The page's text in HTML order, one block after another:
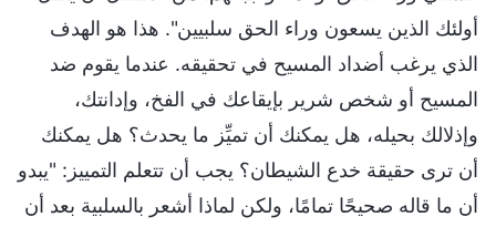
أولئك الذين يسعون وراء الحق سلبيين". هذا هو الهدف
الذي يرغب أضداد المسيح في تحقيقه. عندما يقوم ضد
المسيح أو شخص شرير بإيقاعك في الفخ، وإدانتك،
وإذلالك بحيله، هل يمكنك أن تميِّز ما يحدث؟ هل يمكنك
أن ترى حقيقة خدع الشيطان؟ يجب أن تتعلم التمييز: "يبدو
أن ما قاله صحيحًا تمامًا، ولكن لماذا أشعر بالسلبية بعد أن